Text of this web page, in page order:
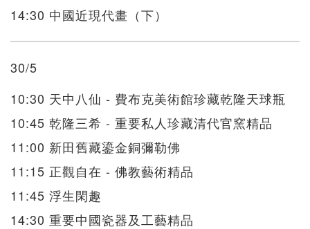
14:30 中國近現代畫（下）
30/5
10:30 天中八仙 - 費布克美術館珍藏乾隆天球瓶
10:45 乾隆三希 - 重要私人珍藏清代官窯精品
11:00 新田舊藏鎏金銅彌勒佛
11:15 正觀自在 - 佛教藝術精品
11:45 浮生閑趣
14:30 重要中國瓷器及工藝精品